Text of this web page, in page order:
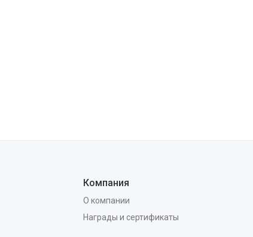
Компания
О компании
Награды и сертификаты